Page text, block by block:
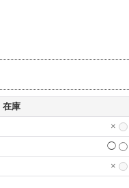
在庫
×
◯
×